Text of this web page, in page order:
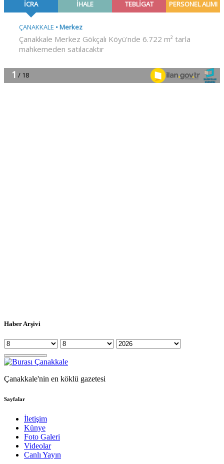
Haber Arşivi
Çanakkale'nin en köklü gazetesi
Sayfalar
İletişim
Künye
Foto Galeri
Videolar
Canlı Yayın